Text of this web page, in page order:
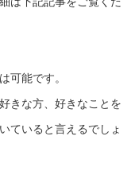
可能です。
きな方、好きなことを
ていると言えるでしょ